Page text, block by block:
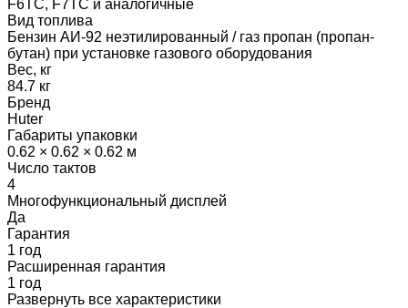
F6TC, F7TC и аналогичные
Вид топлива
Бензин АИ-92 неэтилированный / газ пропан (пропан-
бутан) при установке газового оборудования
Вес, кг
84.7 кг
Бренд
Huter
Габариты упаковки
0.62 × 0.62 × 0.62 м
Число тактов
4
Многофункциональный дисплей
Да
Гарантия
1 год
Расширенная гарантия
1 год
Развернуть все характеристики